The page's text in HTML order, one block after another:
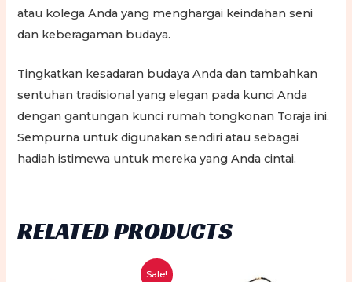
atau kolega Anda yang menghargai keindahan seni
dan keberagaman budaya.
Tingkatkan kesadaran budaya Anda dan tambahkan
sentuhan tradisional yang elegan pada kunci Anda
dengan gantungan kunci rumah tongkonan Toraja ini.
Sempurna untuk digunakan sendiri atau sebagai
hadiah istimewa untuk mereka yang Anda cintai.
RELATED PRODUCTS
Sale!